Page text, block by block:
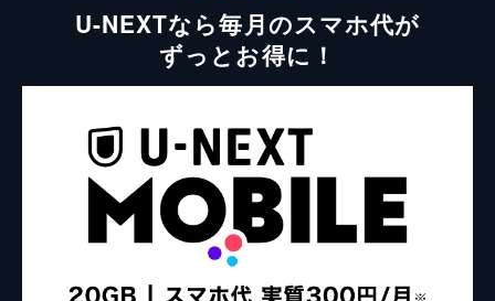
U-NEXTなら毎月のスマホ代が
ずっとお得に！